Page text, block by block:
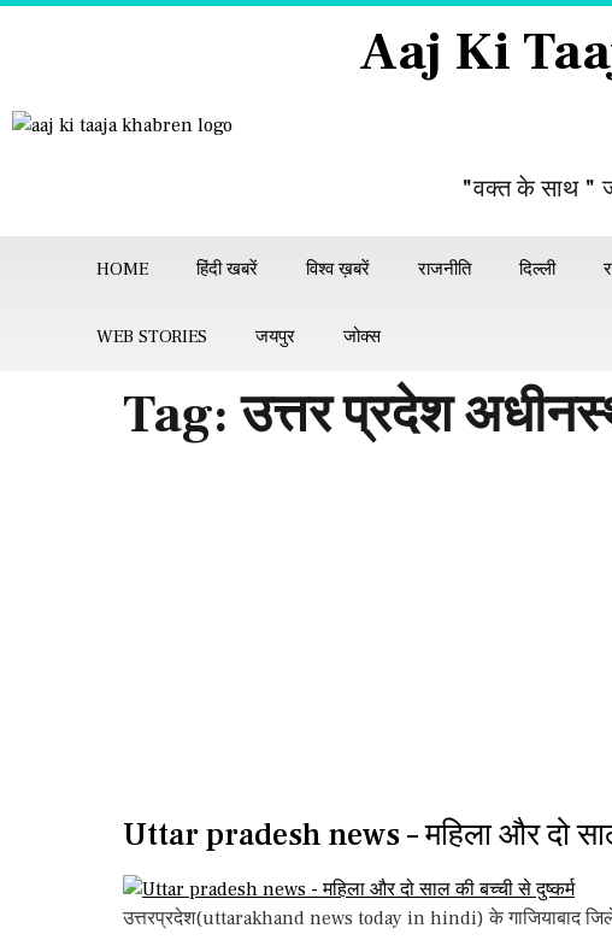
Aaj Ki
"वक्त के साथ "
HOME हिंदी खबरें विश्व ख़बरें राजनीति दिल्ली
WEB STORIES जयपुर जोक्स
Tag:उत्तर प्रदेश
Uttar pradesh news – महिला और दो
उत्तरप्रदेश(uttarakhand news today in hindi) के गाजियाबाद जिले